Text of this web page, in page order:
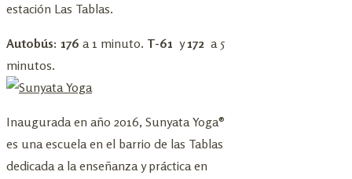
estación Las Tablas.
Autobús: 176 a 1 minuto. T-61 y172 a 5
minutos.
Inaugurada en año 2016, Sunyata Yoga®
es una escuela en el barrio de las Tablas
dedicada a la enseñanza y práctica en